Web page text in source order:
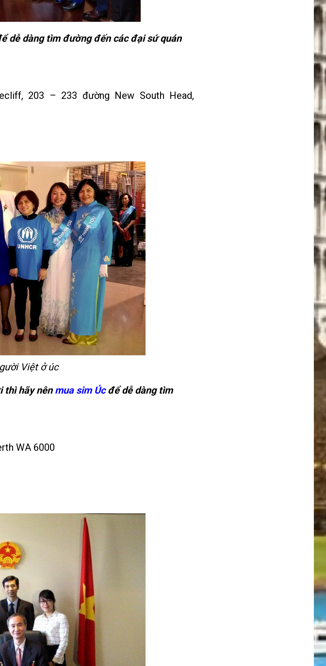
dễ dàng tìm đường đến các đại sứ quán
203 – 233 đường New South Head,
Việt ở úc
thì hãy nên mua sim Úc để dễ dàng tìm
WA 6000